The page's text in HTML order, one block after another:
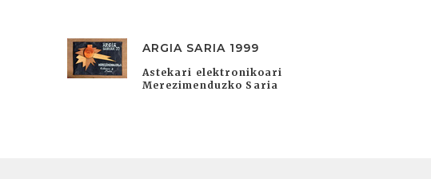
ARGIA SARIA 1999
Astekari elektronikoari
Merezimenduzko Saria